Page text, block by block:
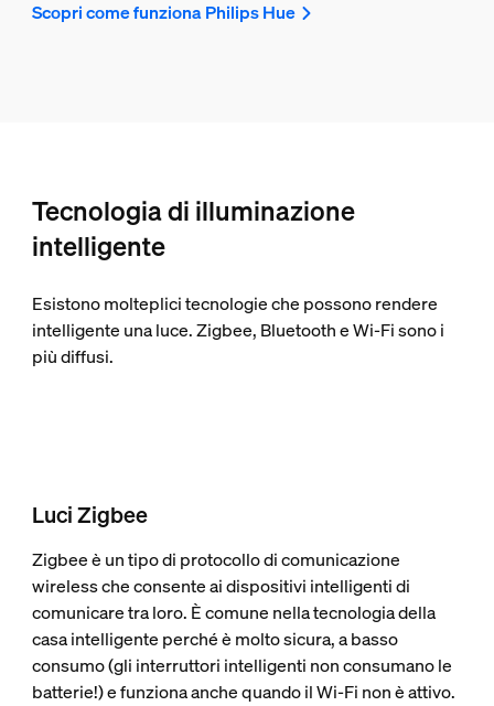
Scopri come funziona Philips Hue
Tecnologia di illuminazione
intelligente
Esistono molteplici tecnologie che possono rendere
intelligente una luce. Zigbee, Bluetooth e Wi-Fi sono i
più diffusi.
Luci Zigbee
Zigbee è un tipo di protocollo di comunicazione
wireless che consente ai dispositivi intelligenti di
comunicare tra loro. È comune nella tecnologia della
casa intelligente perché è molto sicura, a basso
consumo (gli interruttori intelligenti non consumano le
batterie!) e funziona anche quando il Wi-Fi non è attivo.